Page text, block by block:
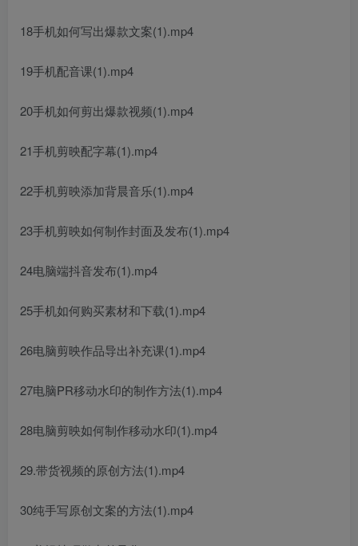
18手机如何写出爆款文案(1).mp4
19手机配音课(1).mp4
20手机如何剪出爆款视频(1).mp4
21手机剪映配字幕(1).mp4
22手机剪映添加背晨音乐(1).mp4
23手机剪映如何制作封面及发布(1).mp4
24电脑端抖音发布(1).mp4
25手机如何购买素材和下载(1).mp4
26电脑剪映作品导出补充课(1).mp4
27电脑PR移动水印的制作方法(1).mp4
28电脑剪映如何制作移动水印(1).mp4
29.带货视频的原创方法(1).mp4
30纯手写原创文案的方法(1).mp4